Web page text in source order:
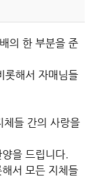
의 한 부분을 준
롯해서 자매님들
들 간의 사랑을
을 드립니다.
서 모든 지체들